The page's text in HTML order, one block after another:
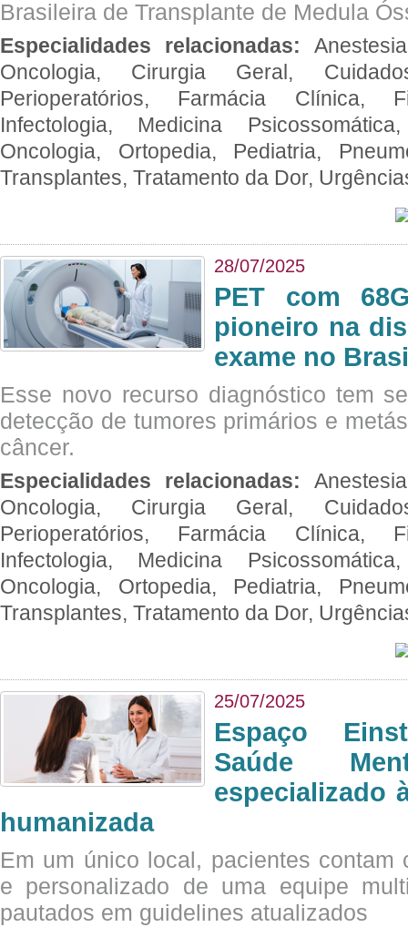
Brasileira de Transplante de Medula
Especialidades relacionadas:
Oncologia, Cirurgia Geral,
Perioperatórios, Farmácia Clínica,
Infectologia, Medicina
Oncologia, Ortopedia, Pediatria,
Transplantes, Tratamento da Dor,
28/07/2025
PET com
pioneiro na
exame no
Esse novo recurso diagnóstico tem
detecção de tumores primários e
câncer.
Especialidades relacionadas:
Oncologia, Cirurgia Geral,
Perioperatórios, Farmácia Clínica,
Infectologia, Medicina
Oncologia, Ortopedia, Pediatria,
Transplantes, Tratamento da Dor,
25/07/2025
Espaço
Saúde
especializado
humanizada
Em um único local, pacientes contam
e personalizado de uma equipe
pautados em guidelines atualizados